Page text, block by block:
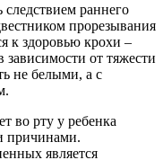
раннего
прорезывания
к здоровью крохи –
от тяжести
не белыми, а с
во рту у ребенка
причинами.
является